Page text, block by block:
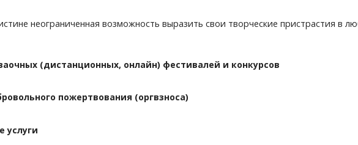
неограниченная возможность выразить свои творческие пристрастия в
(дистанционных, онлайн) фестивалей и конкурсов
вашей номинации
дней
пожертвования (оргвзноса)
услуги